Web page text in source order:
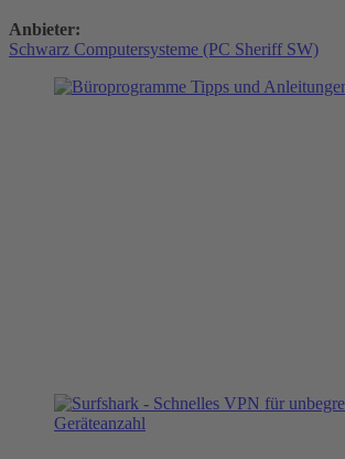
Anbieter:
Schwarz Computersysteme (PC Sheriff SW)